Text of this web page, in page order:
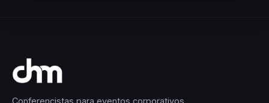
Conferencistas para eventos corporativos